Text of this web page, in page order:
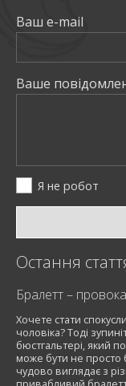
Остання
Хочете стати
чоловіка? Тоді
бюстгальтері, який
може бути не просто
чудово виглядає з
Ваш e-mail
Ваше
Я не робот